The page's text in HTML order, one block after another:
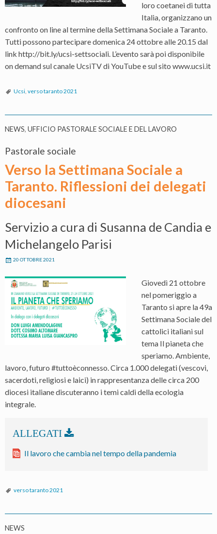
loro coetanei di tutta
Italia, organizzano un
confronto on line al termine della Settimana Sociale a Taranto.
Tutti possono partecipare domenica 24 ottobre alle 20.15 dal
link http://bit.ly/ucsi-settsociali. L’evento sarà poi disponibile
on demand sul canale UcsiTV di YouTube e sul sito www.ucsi.it
Ucsi, verso taranto 2021
NEWS, UFFICIO PASTORALE SOCIALE E DEL LAVORO
Pastorale sociale
Verso la Settimana Sociale a
Taranto. Riflessioni dei delegati
diocesani
Servizio a cura di Susanna de Candia e
Michelangelo Parisi
20 OTTOBRE 2021
Giovedì 21 ottobre
nel pomeriggio a
Taranto si apre la 49a
Settimana Sociale del
cattolici italiani sul
tema Il pianeta che
speriamo. Ambiente,
lavoro, futuro #tuttoèconnesso. Circa 1.000 delegati (vescovi,
sacerdoti, religiosi e laici) in rappresentanza delle circa 200
diocesi italiane discuteranno i temi caldi della ecologia
integrale.
Il lavoro che cambia nel tempo della pandemia
verso taranto 2021
NEWS